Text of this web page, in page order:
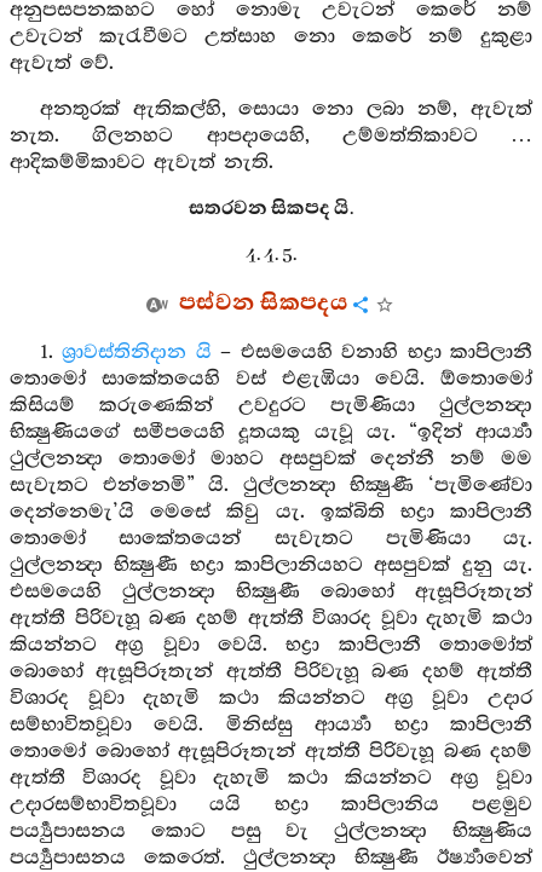
අනුපසපනකහට හෝ නොමැ උවැටන් කෙරේ නම්
උවැටන් කැරැවීමට උත්සාහ නො කෙරේ නම් දුකුළා
ඇවැත් වේ.
අනතුරක් ඇතිකල්හි, සොයා නො ලබා නම්, ඇවැත්
නැත. ගිලනහට ආපදායෙහි, උම්මත්තිකාවට …
ආදිකම්මිකාවට ඇවැත් නැති.
සතරවන සිකපද යි.
4. 4. 5.
පස්වන සිකපදය
1.ශ්‍රාවස්තිනිදාන යි – එසමයෙහි වනාහි භද්‍රා කාපිලානී
තොමෝ සාකේතයෙහි වස් එළැඹියා වෙයි. ඕතොමෝ
කිසියම් කරුණෙකින් උවදුරට පැමිණියා ථුල්ලනන්‍දා
භික්‍ෂුණියගේ සමීපයෙහි දූතයකු යැවූ යැ. “ඉදින් ආර්‍ය්‍යා
ථුල්ලනන්‍දා තොමෝ මාහට අසපුවක් දෙන්නී නම් මම
සැවැතට එන්නෙමි” යි. ථුල්ලනන්‍දා භික්‍ෂුණී ‘පැමිණේවා
දෙන්නෙමැ’යි මෙසේ කිවු යැ. ඉක්බිති භද්‍රා කාපිලානී
තොමෝ සාකේතයෙන් සැවැතට පැමිණියා යැ.
ථුල්ලනන්‍දා භික්‍ෂුණී භද්‍රා කාපිලානියහට අසපුවක් දුනු යැ.
එසමයෙහි ථුල්ලනන්‍දා භික්‍ෂුණී බොහෝ ඇසූපිරූතැන්
ඇත්තී පිරිවැහූ බණ දහම් ඇත්තී විශාරද වූවා දැහැමි කථා
කියන්නට අග්‍ර වූවා වෙයි. භද්‍රා කාපිලානී තොමෝත්
බොහෝ ඇසූපිරූතැන් ඇත්තී පිරිවැහූ බණ දහම් ඇත්තී
විශාරද වූවා දැහැමි කථා කියන්නට අග්‍ර වූවා උදාර
සම්භාවිතවූවා වෙයි. මිනිස්සු ආර්‍ය්‍යා භද්‍රා කාපිලානී
තොමෝ බොහෝ ඇසූපිරූතැන් ඇත්තී පිරිවැහූ බණ දහම්
ඇත්තී විශාරද වූවා දැහැමි කථා කියන්නට අග්‍ර වූවා
උදාරසම්භාවිතවූවා යයි භද්‍රා කාපිලානිය පළමුව
පර්‍ය්‍යුපාසනය කොට පසු වැ ථුල්ලනන්‍දා භික්‍ෂුණිය
පර්‍ය්‍යුපාසනය කෙරෙත්. ථුල්ලනන්‍දා භික්‍ෂුණී ඊර්‍ෂ්‍යාවෙන්